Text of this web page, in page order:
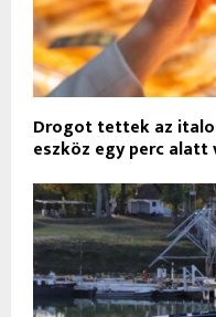
Drogot tettek az
eszköz egy perc alatt